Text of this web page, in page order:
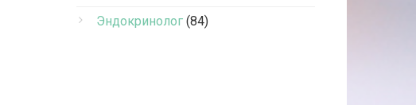
Эндокринолог (84)